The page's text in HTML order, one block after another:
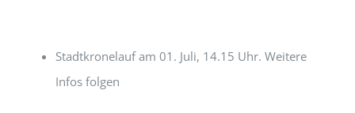
Stadtkronelauf am 01. Juli, 14.15 Uhr. Weitere
Infos folgen